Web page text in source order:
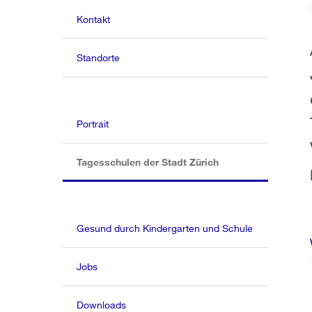
Kontakt
Standorte
Portrait
Tagesschulen der Stadt Zürich(aktiv)
Gesund durch Kindergarten und Schule
Jobs
Downloads